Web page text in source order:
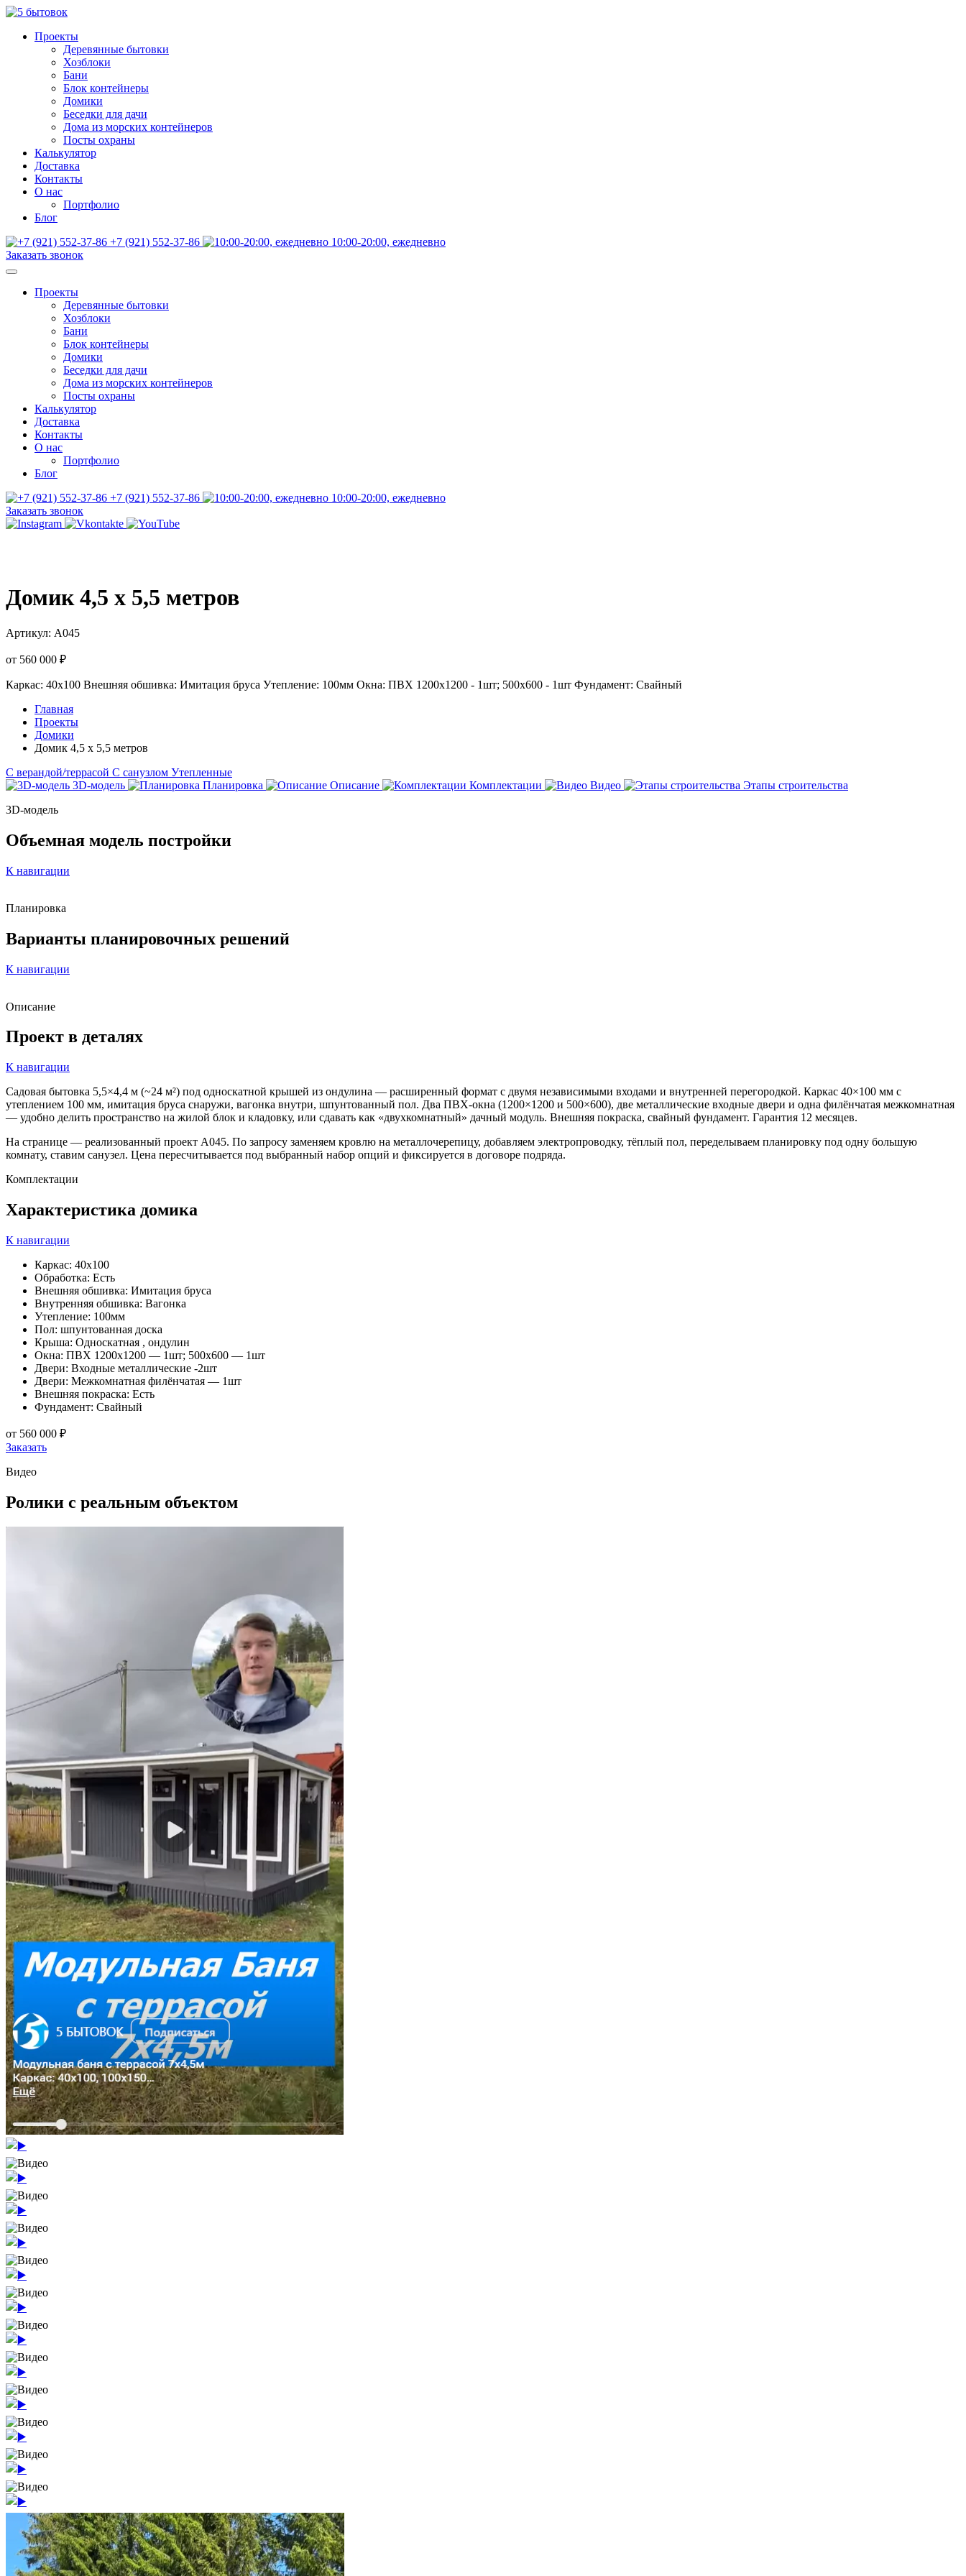
Проекты
Деревянные бытовки
Хозблоки
Бани
Блок контейнеры
Домики
Беседки для дачи
Дома из морских контейнеров
Посты охраны
Калькулятор
Доставка
Контакты
О нас
Портфолио
Блог
+7 (921) 552-37-86
10:00-20:00, ежедневно
Заказать звонок
Проекты
Деревянные бытовки
Хозблоки
Бани
Блок контейнеры
Домики
Беседки для дачи
Дома из морских контейнеров
Посты охраны
Калькулятор
Доставка
Контакты
О нас
Портфолио
Блог
+7 (921) 552-37-86
10:00-20:00, ежедневно
Заказать звонок
Домик 4,5 х 5,5 метров
Артикул: А045
от 560 000 ₽
Каркас: 40х100 Внешняя обшивка: Имитация бруса Утепление: 100мм Окна: ПВХ 1200х1200 - 1шт; 500х600 - 1шт Фундамент: Свайный
Главная
Проекты
Домики
Домик 4,5 х 5,5 метров
С верандой/террасой С санузлом Утепленные
3D-модель
Планировка Описание Комплектации Видео
Этапы строительства
3D-модель
Объемная модель постройки
К навигации
Планировка
Варианты планировочных решений
К навигации
Описание
Проект в деталях
К навигации
Садовая бытовка 5,5×4,4 м (~24 м²) под односкатной крышей из ондулина — расширенный формат с двумя независимыми входами и внутренней перегородкой. Каркас 40×100 мм с
утеплением 100 мм, имитация бруса снаружи, вагонка внутри, шпунтованный пол. Два ПВХ-окна (1200×1200 и 500×600), две металлические входные двери и одна филёнчатая межкомнатная
— удобно делить пространство на жилой блок и кладовку, или сдавать как «двухкомнатный» дачный модуль. Внешняя покраска, свайный фундамент. Гарантия 12 месяцев.
На странице — реализованный проект А045. По запросу заменяем кровлю на металлочерепицу, добавляем электропроводку, тёплый пол, переделываем планировку под одну большую
комнату, ставим санузел. Цена пересчитывается под выбранный набор опций и фиксируется в договоре подряда.
Комплектации
Характеристика домика
К навигации
Каркас: 40х100
Обработка: Есть
Внешняя обшивка: Имитация бруса
Внутренняя обшивка: Вагонка
Утепление: 100мм
Пол: шпунтованная доска
Крыша: Односкатная , ондулин
Окна: ПВХ 1200х1200 — 1шт; 500х600 — 1шт
Двери: Входные металлические -2шт
Двери: Межкомнатная филёнчатая — 1шт
Внешняя покраска: Есть
Фундамент: Свайный
от 560 000 ₽
Заказать
Видео
Ролики с реальным объектом